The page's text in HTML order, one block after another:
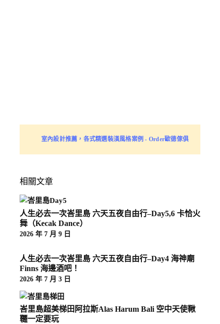
室內設計推薦，各式精選裝潢風格案例 - Order歐德傢俱
相關文章
人生必去一次峇里島 六天五夜自由行–Day5,6 卡恰火
舞（Kecak Dance）
2026 年 7 月 9 日
人生必去一次峇里島 六天五夜自由行–Day4 海神廟
Finns 海邊酒吧！
2026 年 7 月 3 日
峇里島超美梯田阿拉斯Alas Harum Bali 空中天使鞦
韆一定要玩